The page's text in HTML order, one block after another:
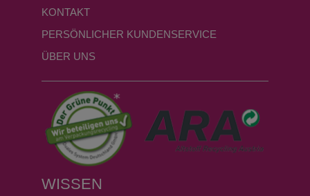
KONTAKT
PERSÖNLICHER KUNDENSERVICE
ÜBER UNS
WISSEN